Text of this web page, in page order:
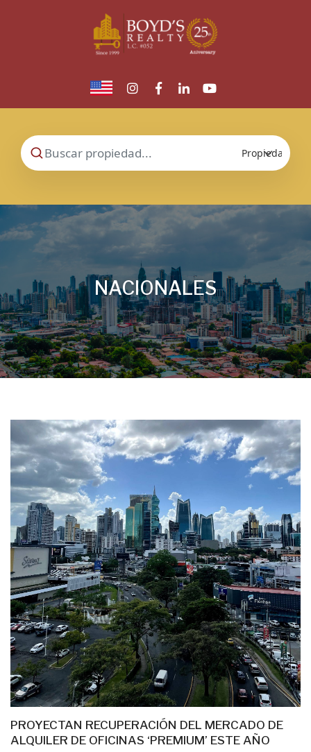
NACIONALES
PROYECTAN RECUPERACIÓN DEL MERCADO DE
ALQUILER DE OFICINAS ‘PREMIUM’ ESTE AÑO